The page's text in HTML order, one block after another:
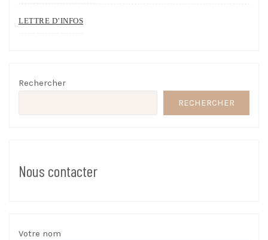
LETTRE D’INFOS
Rechercher
RECHERCHER
Nous contacter
Votre nom